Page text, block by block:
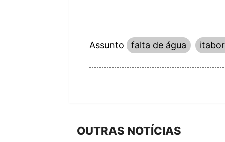
Assunto falta de água
OUTRAS NOTÍCIAS